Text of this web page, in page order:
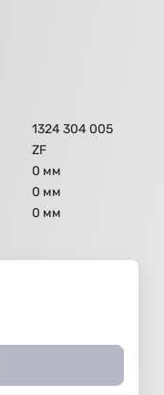
1324 304 005
ZF
0 мм
0 мм
0 мм